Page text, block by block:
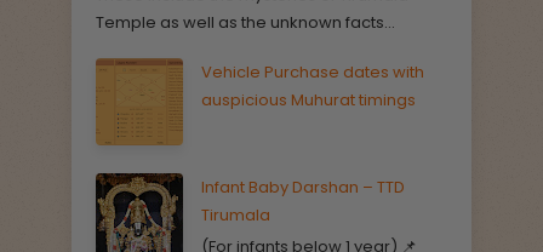
Temple as well as the unknown facts...
Vehicle Purchase dates with
auspicious Muhurat timings
Infant Baby Darshan – TTD
Tirumala
(For infants below 1 year) 📌